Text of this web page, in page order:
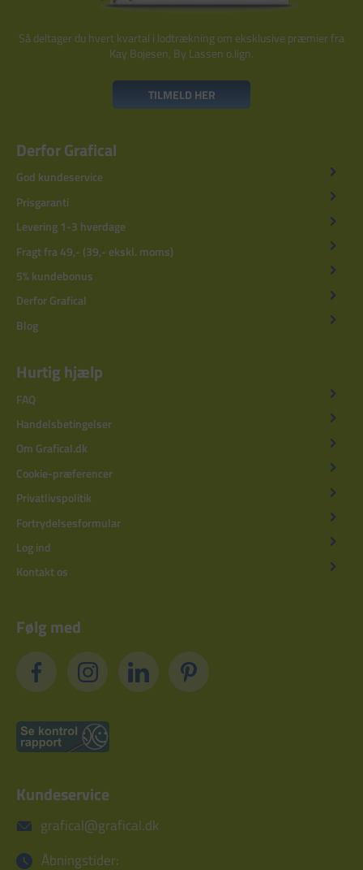
Så deltager du hvert kvartal i lodtrækning om eksklusive præmier fra
Kay Bojesen, By Lassen o.lign.
TILMELD HER
Derfor Grafical
God kundeservice
Prisgaranti
Levering 1-3 hverdage
Fragt fra 49,- (39,- ekskl. moms)
5% kundebonus
Derfor Grafical
Blog
Hurtig hjælp
FAQ
Handelsbetingelser
Om Grafical.dk
Cookie-præferencer
Privatlivspolitik
Fortrydelsesformular
Log ind
Kontakt os
Følg med
Kundeservice
grafical@grafical.dk
Åbningstider: